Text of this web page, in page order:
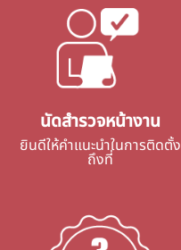
นัดสำรวจหน้างาน
ยินดีให้คำแนะนำในการติดตั้ง
ถึงที่